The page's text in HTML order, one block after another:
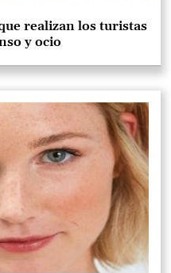
realizan los turistas
y ocio